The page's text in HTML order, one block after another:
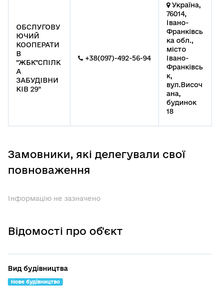
ОБСЛУГОВУ
ЮЧИЙ
КООПЕРАТИ
В
"ЖБК"СПІЛК
А
ЗАБУДІВНИ
КІВ 29"
+38(097)-492-56-94
Україна,
76014,
Івано-
Франківсь
ка обл.,
місто
Івано-
Франківсь
к,
вул.Височ
ана,
будинок
18
Замовники, які делегували свої
повноваження
Інформацію не зазначено
Відомості про об'єкт
Вид будівництва
Нове будівництво